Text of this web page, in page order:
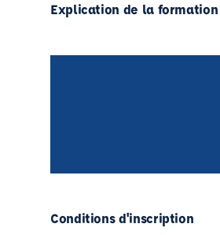
Explication de la formation
Conditions d'inscription